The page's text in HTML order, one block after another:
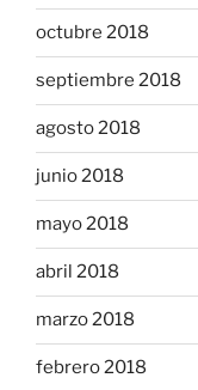
octubre 2018
septiembre 2018
agosto 2018
junio 2018
mayo 2018
abril 2018
marzo 2018
febrero 2018